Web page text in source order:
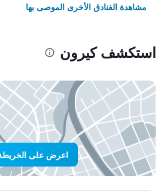
مشاهدة الفنادق الأخرى الموصى بها
استكشف كيرون
اعرض على